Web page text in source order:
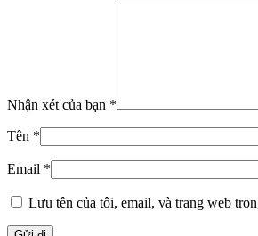
Nhận xét của bạn *
Tên *
Email *
Lưu tên của tôi, email, và trang web